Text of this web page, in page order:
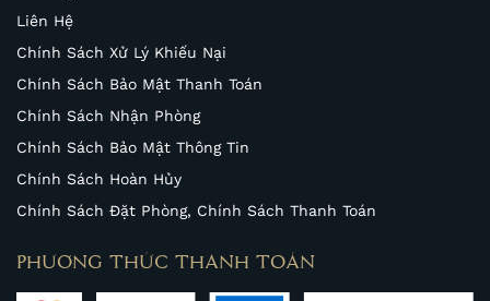
Liên Hệ
Chính Sách Xử Lý Khiếu Nại
Chính Sách Bảo Mật Thanh Toán
Chính Sách Nhận Phòng
Chính Sách Bảo Mật Thông Tin
Chính Sách Hoàn Hủy
Chính Sách Đặt Phòng, Chính Sách Thanh Toán
PHƯƠNG THỨC THANH TOÁN